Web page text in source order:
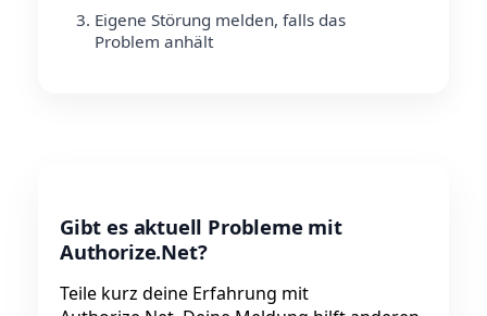
Eigene Störung melden, falls das
Problem anhält
Gibt es aktuell Probleme mit
Authorize.Net?
Teile kurz deine Erfahrung mit